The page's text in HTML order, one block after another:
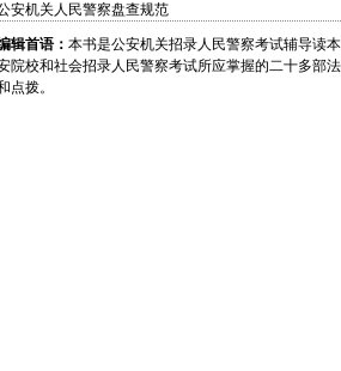
安机关人民警察盘查规范
辑首语： 本书是公安机关招录人民警察考试辅导读
院校和社会招录人民警察考试所应掌握的二十多部
点拨。